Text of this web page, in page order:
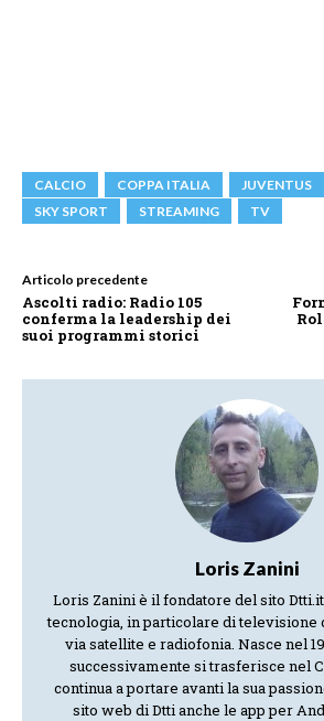
CALCIO COPPA ITALIA JUVENTUS
SKY SPORT
STREAMING TV
Articolo precedente
Ascolti radio: Radio 105
conferma la leadership dei
suoi programmi storici
Loris Zanini
Loris Zanini è il fondatore del sito
tecnologia, in particolare di
via satellite e radiofonia. Nasce nel
successivamente si trasferisce nel
continua a portare avanti la sua
sito web di Dtti anche le app per